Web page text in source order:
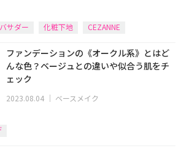
サダー 化粧下地
CEZANNE
ファンデーションの《オークル系》とはど
んな色？ベージュとの違いや似合う肌をチ
ェック
2023.08.04 ｜ ベースメイク